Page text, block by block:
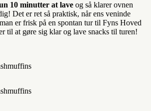
10 minutter at lave og så klarer ovnen
Det er ret så praktisk, når ens veninde
er frisk på en spontan tur til Fyns Hoved
til at gøre sig klar og lave snacks til turen!